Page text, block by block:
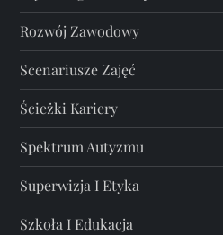
Rozwój Zawodowy
Scenariusze Zajęć
Ścieżki Kariery
Spektrum Autyzmu
Superwizja I Etyka
Szkoła I Edukacja